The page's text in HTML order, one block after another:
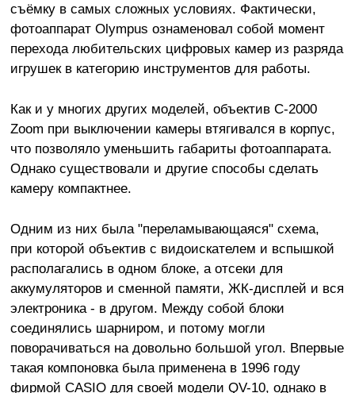
съёмку в самых сложных условиях. Фактически,
фотоаппарат Olympus ознаменовал собой момент
перехода любительских цифровых камер из разряда
игрушек в категорию инструментов для работы.
Как и у многих других моделей, объектив C-2000
Zoom при выключении камеры втягивался в корпус,
что позволяло уменьшить габариты фотоаппарата.
Однако существовали и другие способы сделать
камеру компактнее.
Одним из них была "переламывающаяся" схема,
при которой объектив с видоискателем и вспышкой
располагались в одном блоке, а отсеки для
аккумуляторов и сменной памяти, ЖК-дисплей и вся
электроника - в другом. Между собой блоки
соединялись шарниром, и потому могли
поворачиваться на довольно большой угол. Впервые
такая компоновка была применена в 1996 году
фирмой CASIO для своей модели QV-10, однако в